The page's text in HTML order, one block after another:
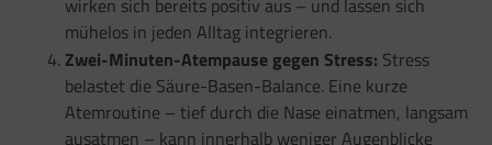
wirken sich bereits positiv aus – und lassen sich
mühelos in jeden Alltag integrieren.
Zwei-Minuten-Atempause gegen Stress: Stress
belastet die Säure-Basen-Balance. Eine kurze
Atemroutine – tief durch die Nase einatmen, langsam
ausatmen – kann innerhalb weniger Augenblicke